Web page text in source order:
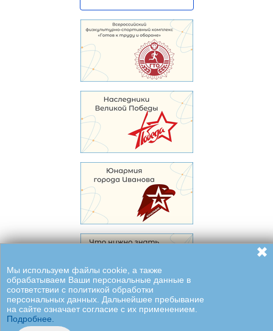
Мы используем файлы cookie, а также
обрабатываем Ваши персональные данные в
соответствии с политикой обработки
персональных данных. Дальнейшее пребывание
на сайте означает согласие с их применением.
Подробнее.
✖